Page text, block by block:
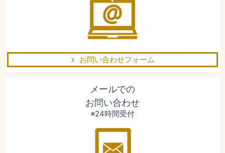
お問い合わせフォーム
メールでの
お問い合わせ
※24時間受付